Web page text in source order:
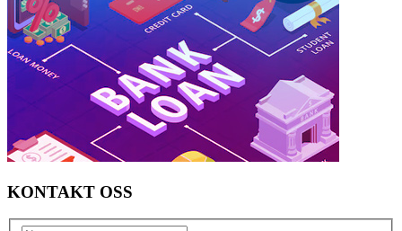
KONTAKT OSS